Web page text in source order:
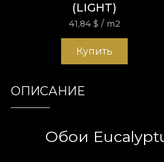
(LIGHT)
41,84 $ / m2
Купить
ОПИСАНИЕ
Обои